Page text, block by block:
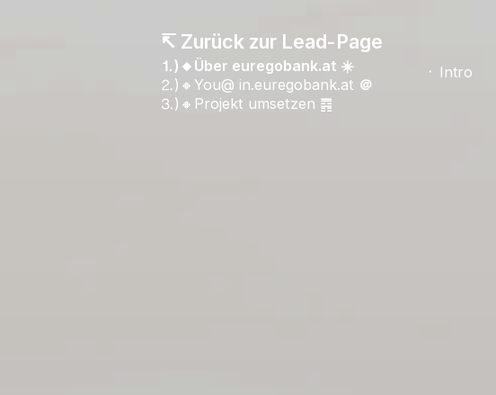
↸ Zurück zur Lead-Page
⒈)🔸Über euregobank.at ☀️
⒉)🔸You@ in.euregobank.at ＠
⒊)🔸Projekt umsetzen ䷴
᛫ Intro